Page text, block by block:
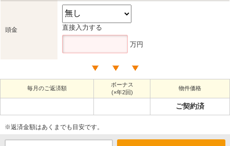
頭金 直接入力する
万円
毎月のご返済額
ボーナス
(×年2回)
物件価格
ご契約済
※返済金額はあくまでも目安です。